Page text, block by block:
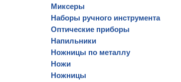
Миксеры
Наборы ручного инструмента
Оптические приборы
Напильники
Ножницы по металлу
Ножи
Ножницы